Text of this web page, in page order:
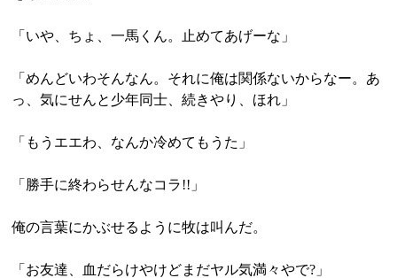
「いや、ちょ、一馬くん。止めてあげーな」
「めんどいわそんなん。それに俺は関係ないからなー。あ
っ、気にせんと少年同士、続きやり、ほれ」
「もうエエわ、なんか冷めてもうた」
「勝手に終わらせんなコラ!!」
俺の言葉にかぶせるように牧は叫んだ。
「お友達、血だらけやけどまだヤル気満々やで?」